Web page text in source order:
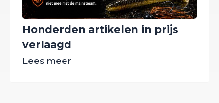
Honderden artikelen in prijs
verlaagd
Lees meer